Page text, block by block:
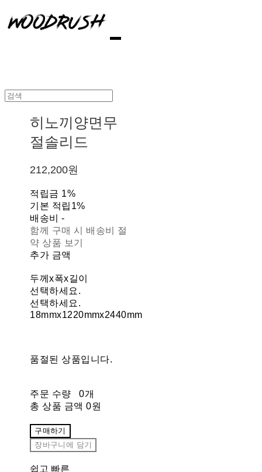
히노끼양면무
절솔리드
212,200원
적립금 1%
기본 적립 1%
배송비-
함께 구매 시 배송비 절
약 상품 보기
추가 금액
두께x폭x길이
선택하세요.
선택하세요.
18mmx1220mmx2440mm
품절된 상품입니다.
주문 수량
0개
총 상품 금액 0원
구매하기
장바구니에 담기
쉽고 빠른